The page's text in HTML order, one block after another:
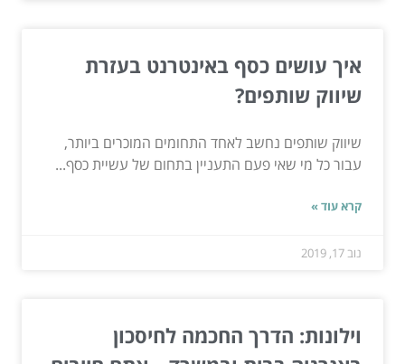
איך עושים כסף באינטרנט בעזרת
שיווק שותפים?
שיווק שותפים נחשב לאחד התחומים המוכרים ביותר,
עבור כל מי שאי פעם התעניין בתחום של עשיית כסף...
קרא עוד »
נוב 17, 2019
וילונות: הדרך החכמה לחיסכון